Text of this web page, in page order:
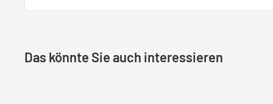
Das könnte Sie auch interessieren